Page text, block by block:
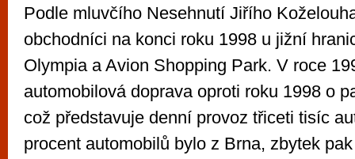
Podle mluvčího Nesehnutí Jiřího
obchodníci na konci roku 1998 u jižní
Olympia a Avion Shopping Park. V roce
automobilová doprava oproti roku 1998 o
což představuje denní provoz třiceti tisíc
procent automobilů bylo z Brna, zbytek